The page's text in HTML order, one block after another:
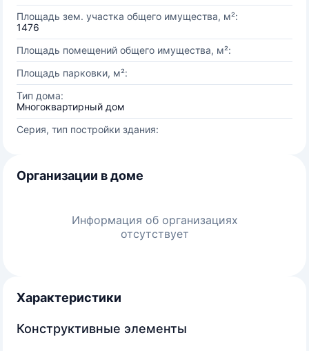
Площадь зем. участка общего имущества, м²:
1476
Площадь помещений общего имущества, м²:
Площадь парковки, м²:
Тип дома:
Многоквартирный дом
Серия, тип постройки здания:
Организации в доме
Информация об организациях
отсутствует
Характеристики
Конструктивные элементы